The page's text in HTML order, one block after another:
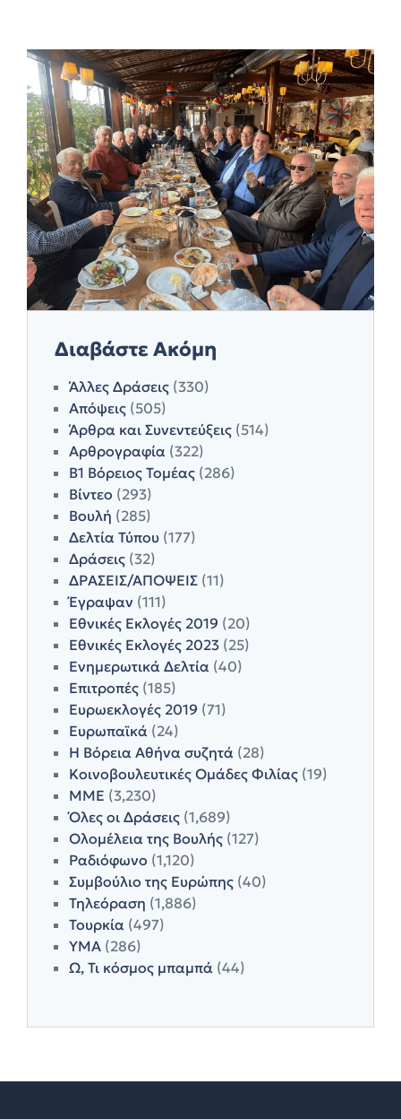
Διαβάστε Ακόμη
Άλλες Δράσεις (330)
Απόψεις (505)
Άρθρα και Συνεντεύξεις (514)
Αρθρογραφία (322)
Β1 Βόρειος Τομέας (286)
Βίντεο (293)
Βουλή (285)
Δελτία Τύπου (177)
Δράσεις (32)
ΔΡΑΣΕΙΣ/ΑΠΟΨΕΙΣ (11)
Έγραψαν (111)
Εθνικές Εκλογές 2019 (20)
Εθνικές Εκλογές 2023 (25)
Ενημερωτικά Δελτία (40)
Επιτροπές (185)
Ευρωεκλογές 2019 (71)
Ευρωπαϊκά (24)
Η Βόρεια Αθήνα συζητά (28)
Κοινοβουλευτικές Ομάδες Φιλίας (19)
ΜΜΕ (3,230)
Όλες οι Δράσεις (1,689)
Ολομέλεια της Βουλής (127)
Ραδιόφωνο (1,120)
Συμβούλιο της Ευρώπης (40)
Τηλεόραση (1,886)
Τουρκία (497)
ΥΜΑ (286)
Ω, Τι κόσμος μπαμπά (44)